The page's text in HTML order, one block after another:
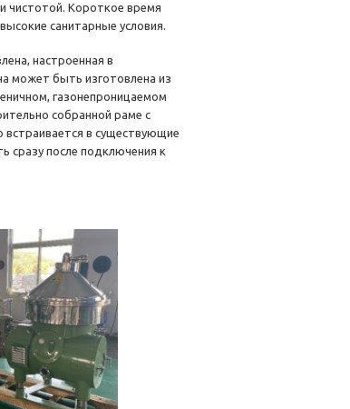
чистотой. Короткое время
санитарные условия.
настроенная в
может быть изготовлена из
газонепроницаемом
собранной раме с
в существующие
сразу после подключения к